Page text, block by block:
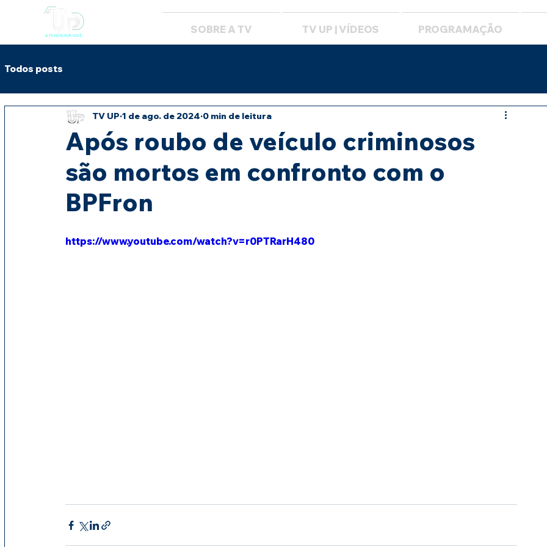
SOBRE A TV TV UP | VÍDEOS PROGRAMAÇÃO
Todos posts
Após roubo de veículo criminosos
são mortos em confronto com o
BPFron
TV UP 1 de ago. de 2024 0 min de leitura
https://www.youtube.com/watch?v=r0PTRarH480